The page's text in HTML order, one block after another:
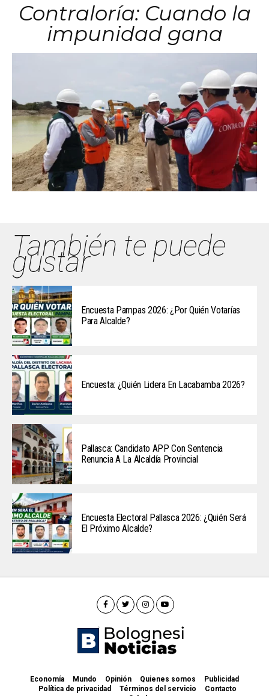
Contraloría: Cuando la
impunidad gana
También te puede
gustar
Encuesta Pampas 2026: ¿Por Quién Votarías
Para Alcalde?
Encuesta: ¿Quién Lidera En Lacabamba 2026?
Pallasca: Candidato APP Con Sentencia
Renuncia A La Alcaldía Provincial
Encuesta Electoral Pallasca 2026: ¿Quién Será
El Próximo Alcalde?
Economía Mundo Opinión Quienes somos
Publicidad
Política de privacidad
Términos del servicio
Contacto